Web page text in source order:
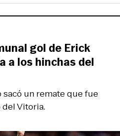
un remate que fue
Vitoria.
gol de Erick
a los hinchas del